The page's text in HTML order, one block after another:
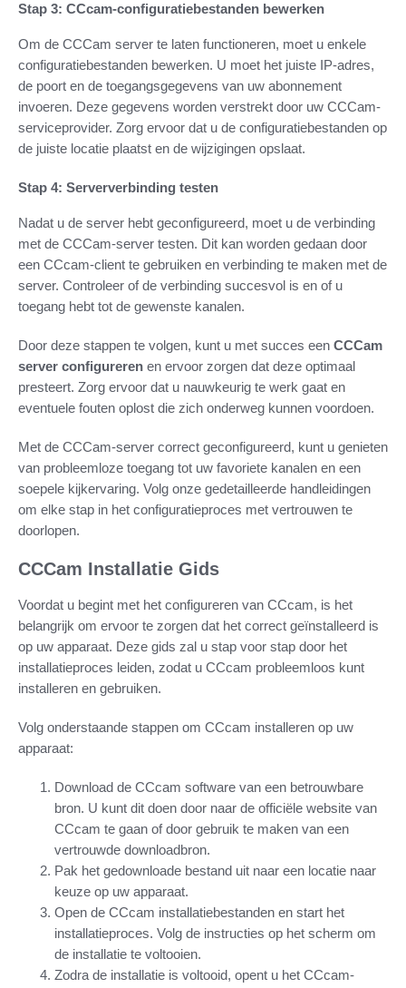
Stap 3: CCcam-configuratiebestanden bewerken
Om de CCCam server te laten functioneren, moet u enkele
configuratiebestanden bewerken. U moet het juiste IP-adres,
de poort en de toegangsgegevens van uw abonnement
invoeren. Deze gegevens worden verstrekt door uw CCCam-
serviceprovider. Zorg ervoor dat u de configuratiebestanden op
de juiste locatie plaatst en de wijzigingen opslaat.
Stap 4: Serververbinding testen
Nadat u de server hebt geconfigureerd, moet u de verbinding
met de CCCam-server testen. Dit kan worden gedaan door
een CCcam-client te gebruiken en verbinding te maken met de
server. Controleer of de verbinding succesvol is en of u
toegang hebt tot de gewenste kanalen.
Door deze stappen te volgen, kunt u met succes een CCCam
server configureren en ervoor zorgen dat deze optimaal
presteert. Zorg ervoor dat u nauwkeurig te werk gaat en
eventuele fouten oplost die zich onderweg kunnen voordoen.
Met de CCCam-server correct geconfigureerd, kunt u genieten
van probleemloze toegang tot uw favoriete kanalen en een
soepele kijkervaring. Volg onze gedetailleerde handleidingen
om elke stap in het configuratieproces met vertrouwen te
doorlopen.
CCCam Installatie Gids
Voordat u begint met het configureren van CCcam, is het
belangrijk om ervoor te zorgen dat het correct geïnstalleerd is
op uw apparaat. Deze gids zal u stap voor stap door het
installatieproces leiden, zodat u CCcam probleemloos kunt
installeren en gebruiken.
Volg onderstaande stappen om CCcam installeren op uw
apparaat:
Download de CCcam software van een betrouwbare
bron. U kunt dit doen door naar de officiële website van
CCcam te gaan of door gebruik te maken van een
vertrouwde downloadbron.
Pak het gedownloade bestand uit naar een locatie naar
keuze op uw apparaat.
Open de CCcam installatiebestanden en start het
installatieproces. Volg de instructies op het scherm om
de installatie te voltooien.
Zodra de installatie is voltooid, opent u het CCcam-